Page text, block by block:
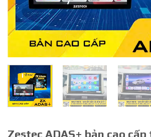
Zestec ADAS+ bản cao